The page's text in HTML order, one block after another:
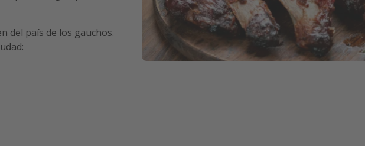
del país de los gauchos.